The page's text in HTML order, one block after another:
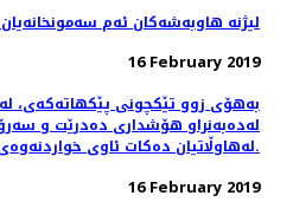
16 February 2019
به‌هۆی زوو تێكچونی پێكهاته‌كه‌ی،
له‌ده‌به‌نراو هۆشداری دەدرێت و
له‌هاوڵاتیان ده‌كات ئاوی خواردنه‌وه‌ی به‌رتیشكی خۆر نه‌كڕن.
16 February 2019